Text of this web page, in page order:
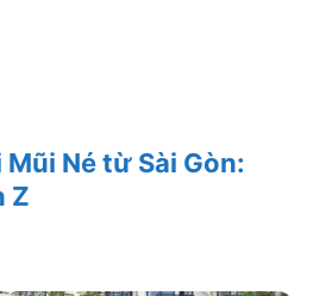
Né từ Sài Gòn:
Z